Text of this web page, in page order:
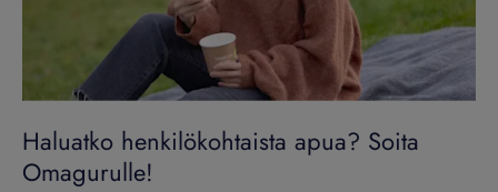
Haluatko henkilökohtaista apua? Soita
Omagurulle!